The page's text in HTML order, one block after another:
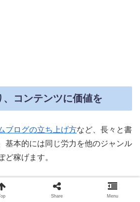
コンテンツに価値を
ブログの立ち上げ方など、長々と書
基本的には同じ労力を他のジャンル
ど稼げます。
は、必ず他にも趣味や特技があるは
Share Menu